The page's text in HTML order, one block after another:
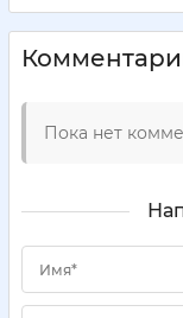
Пока нет
Имя*